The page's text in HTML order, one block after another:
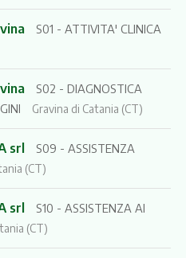
S01 - ATTIVITA' CLINICA
S02 - DIAGNOSTICA
Gravina di Catania (CT)
srl
S09 - ASSISTENZA
(CT)
srl
S10 - ASSISTENZA AI
(CT)